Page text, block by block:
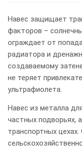
Навес защищает
факторов –
ограждает от
радиатора и
создаваемому
не теряет
ультрафиолета.
Навес из металла
частных подворьях,
транспортных